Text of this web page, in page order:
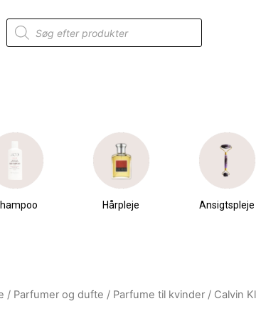
Products
search
Hårpleje Ansigtspleje
/ Parfumer og dufte / Parfume til kvinder / Calvin
Original
Current